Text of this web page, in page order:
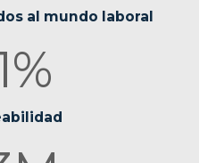
al mundo laboral